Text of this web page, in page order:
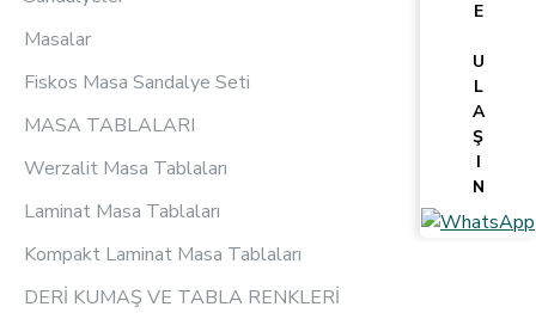
Masalar
Fiskos Masa Sandalye Seti
MASA TABLALARI
Werzalit Masa Tablaları
Laminat Masa Tablaları
Kompakt Laminat Masa Tablaları
DERİ KUMAŞ VE TABLA RENKLERİ
E
U
L
A
Ş
I
N